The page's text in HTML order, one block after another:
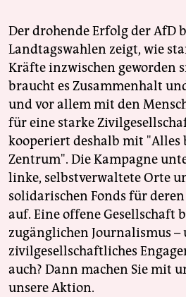
Der drohende Erfolg der AfD
Landtagswahlen zeigt, wie
Kräfte inzwischen geworden
braucht es Zusammenhalt
und vor allem mit den
für eine starke
kooperiert deshalb mit
Zentrum". Die Kampagne
linke, selbstverwaltete Orte
solidarischen Fonds für
auf. Eine offene Gesellschaft
zugänglichen Journalismus –
zivilgesellschaftliches
auch? Dann machen Sie mit
unsere Aktion.